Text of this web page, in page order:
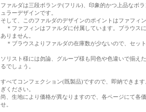
ファルダは三段ボランテ(フリル)、印象的かつ上品なボ
ュラーデザインです。
そして、このファルダのデザインのポイントはファフィ
＊ファフィンはファルダに付属しています。ブラウス
ありません。
＊ブラウスよりファルダの在庫数が少ないので、セッ
ソリスト様には勿論、グループ様も同色や色違いで揃え
るでしょう。
すべてコンフェクション(既製品)ですので、即納できま
ぎください。
尚、生地により価格が異なりますので、各ページにて各
せ。